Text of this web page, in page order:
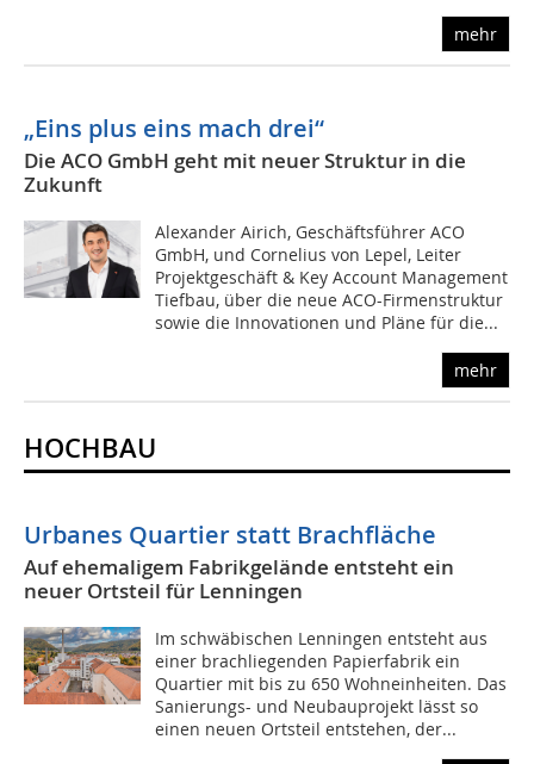
mehr
„Eins plus eins mach drei“
Die ACO GmbH geht mit neuer Struktur in die
Zukunft
Alexander Airich, Geschäftsführer ACO
GmbH, und Cornelius von Lepel, Leiter
Projektgeschäft & Key Account Management
Tiefbau, über die neue ACO-Firmenstruktur
sowie die Innovationen und Pläne für die...
mehr
HOCHBAU
Urbanes Quartier statt Brachfläche
Auf ehemaligem Fabrikgelände entsteht ein
neuer Ortsteil für Lenningen
Im schwäbischen Lenningen entsteht aus
einer brachliegenden Papierfabrik ein
Quartier mit bis zu 650 Wohneinheiten. Das
Sanierungs- und Neubauprojekt lässt so
einen neuen Ortsteil entstehen, der...